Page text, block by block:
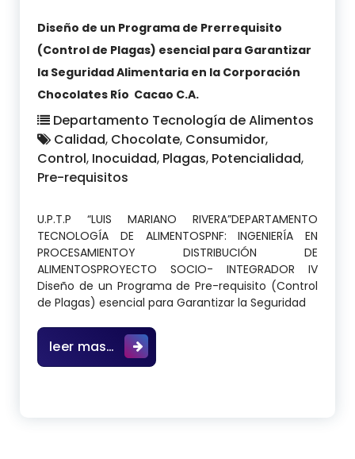
Diseño de un Programa de Prerrequisito
(Control de Plagas) esencial para Garantizar
la Seguridad Alimentaria en la Corporación
Chocolates Río Cacao C.A.
Departamento Tecnología de Alimentos
Calidad, Chocolate, Consumidor,
Control, Inocuidad, Plagas, Potencialidad,
Pre-requisitos
U.P.T.P “LUIS MARIANO RIVERA”DEPARTAMENTO
TECNOLOGÍA DE ALIMENTOSPNF: INGENIERÍA EN
PROCESAMIENTOY DISTRIBUCIÓN DE
ALIMENTOSPROYECTO SOCIO- INTEGRADOR IV
Diseño de un Programa de Pre-requisito (Control
de Plagas) esencial para Garantizar la Seguridad
leer mas… Diseño de un Programa de